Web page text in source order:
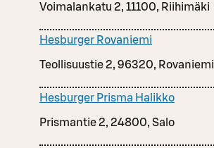
Voimalankatu 2, 11100, Riihimäki
Hesburger Rovaniemi
Teollisuustie 2, 96320, Rovaniemi
Hesburger Prisma Halikko
Prismantie 2, 24800, Salo